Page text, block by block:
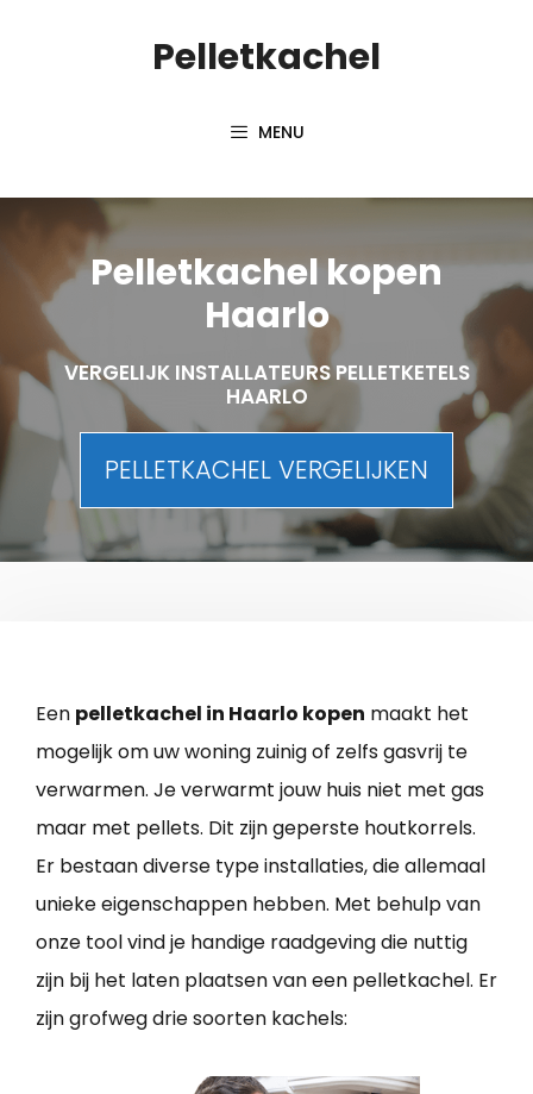
Pelletkachel
MENU
Pelletkachel kopen
Haarlo
VERGELIJK INSTALLATEURS PELLETKETELS
HAARLO
PELLETKACHEL VERGELIJKEN
Een pelletkachel in Haarlo kopen maakt het
mogelijk om uw woning zuinig of zelfs gasvrij te
verwarmen. Je verwarmt jouw huis niet met gas
maar met pellets. Dit zijn geperste houtkorrels.
Er bestaan diverse type installaties, die allemaal
unieke eigenschappen hebben. Met behulp van
onze tool vind je handige raadgeving die nuttig
zijn bij het laten plaatsen van een pelletkachel. Er
zijn grofweg drie soorten kachels: